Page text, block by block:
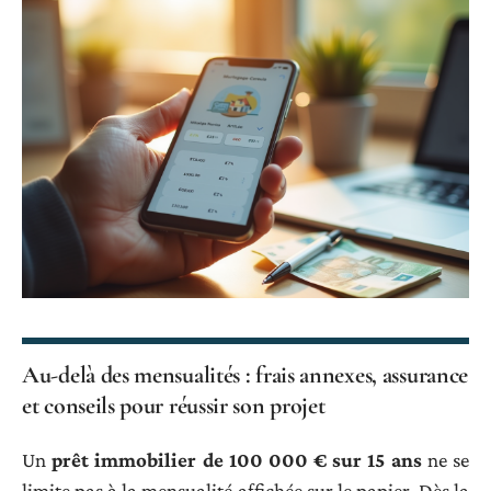
Au-delà des mensualités : frais annexes, assurance
et conseils pour réussir son projet
Unprêt immobilier de 100 000 € sur 15 ansne se